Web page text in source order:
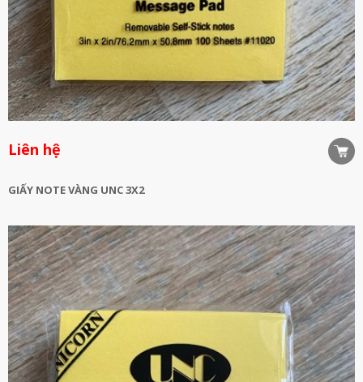
Liên hệ
GIẤY NOTE VÀNG UNC 3X2